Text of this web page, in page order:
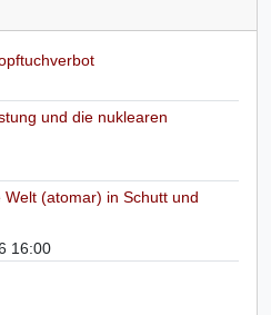
und die nuklearen
(atomar) in Schutt und
16:00